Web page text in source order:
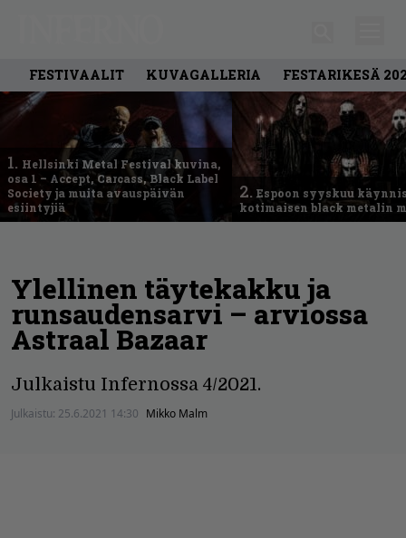
FESTIVAALIT KUVAGALLERIA FESTARIKESÄ
1. Hellsinki Metal Festival kuvina,
osa 1 – Accept, Carcass, Black Label
Society ja muita avauspäivän
esiintyjiä
2. Espoon syyskuu
kotimaisen black metalin
Ylellinen täytekakku ja
runsaudensarvi – arviossa
Astraal Bazaar
Julkaistu Infernossa 4/2021.
Julkaistu: 25.6.2021 14:30 Mikko Malm